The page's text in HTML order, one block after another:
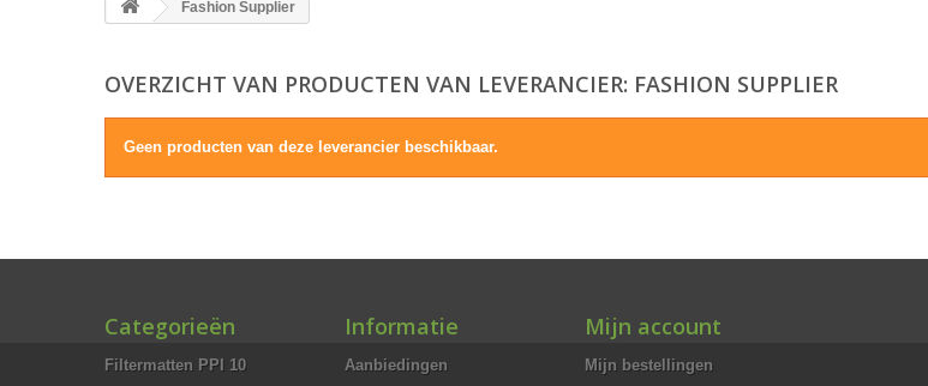
Fashion Supplier
OVERZICHT VAN PRODUCTEN VAN LEVERANCIER: FASHION SUPPLIER
Geen producten van deze leverancier beschikbaar.
Categorieën
Filtermatten PPI 10
Informatie
Aanbiedingen
Mijn account
Mijn bestellingen